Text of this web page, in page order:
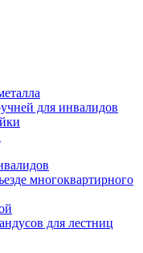
для инвалидов
многоквартирного
для лестниц